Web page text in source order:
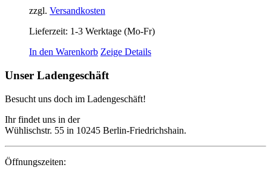
zzgl. Versandkosten
Lieferzeit: 1-3 Werktage (Mo-Fr)
In den Warenkorb Zeige Details
Unser Ladengeschäft
Besucht uns doch im Ladengeschäft!
Ihr findet uns in der
Wühlischstr. 55 in 10245 Berlin-Friedrichshain.
Öffnungszeiten: